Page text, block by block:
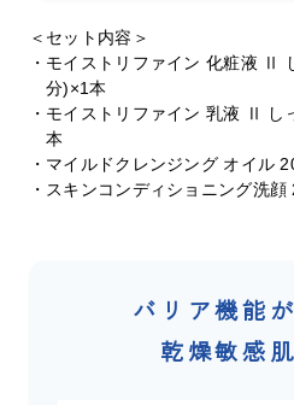
＜セット内容＞
・モイストリファイン 化粧液 Ⅱ
分)×1本
・モイストリファイン 乳液 Ⅱ
本
・マイルドクレンジング オイル
・スキンコンディショニング洗顔
バリア機能
乾燥敏感